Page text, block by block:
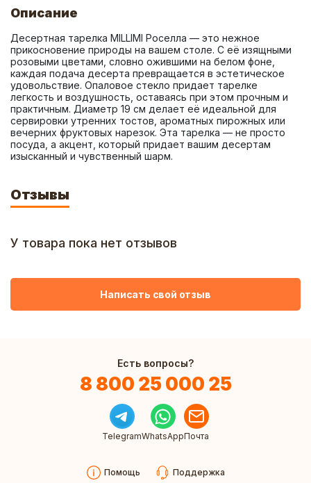
Описание
Десертная тарелка MILLIMI Роселла — это нежное
прикосновение природы на вашем столе. С её изящными
розовыми цветами, словно ожившими на белом фоне,
каждая подача десерта превращается в эстетическое
удовольствие. Опаловое стекло придает тарелке
легкость и воздушность, оставаясь при этом прочным и
практичным. Диаметр 19 см делает её идеальной для
сервировки утренних тостов, ароматных пирожных или
вечерних фруктовых нарезок. Эта тарелка — не просто
посуда, а акцент, который придает вашим десертам
изысканный и чувственный шарм.
Отзывы
У товара пока нет отзывов
Написать свой отзыв
Есть вопросы?
8 800 25 000 25
TelegramWhatsAppПочта
Помощь Поддержка